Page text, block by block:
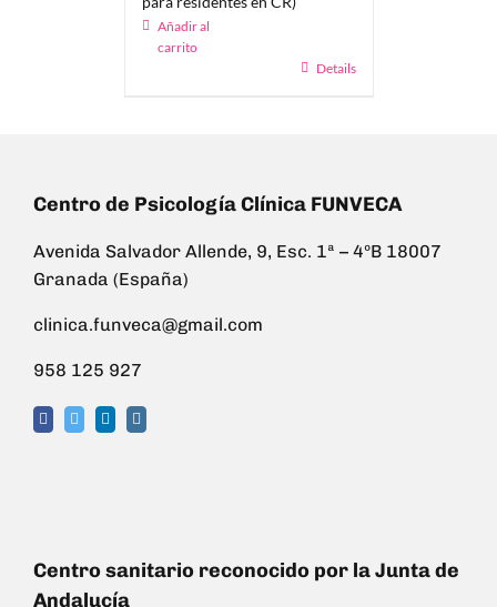
Añadir al
carrito
Details
Centro de Psicología Clínica FUNVECA
Avenida Salvador Allende, 9, Esc. 1ª – 4ºB 18007
Granada (España)
clinica.funveca@gmail.com
958 125 927
Centro sanitario reconocido por la Junta de
Andalucía